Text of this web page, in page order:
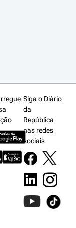
Siga o Diário
da
República
nas redes
sociais